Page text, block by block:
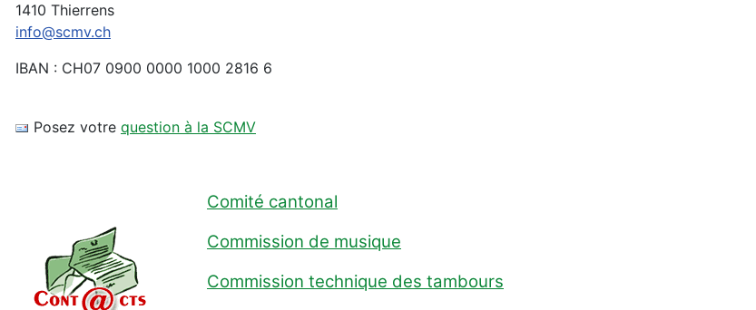
1410 Thierrens
info@scmv.ch
IBAN : CH07 0900 0000 1000 2816 6
Posez votre question à la SCMV
Comité cantonal
Commission de musique
Commission technique des tambours